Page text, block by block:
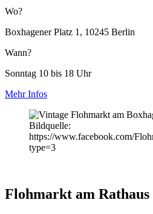
Wo?
Boxhagener Platz 1, 10245 Berlin
Wann?
Sonntag 10 bis 18 Uhr
Mehr Infos
Bildquelle:
https://www.facebook.com/
type=3
Flohmarkt am Rathaus